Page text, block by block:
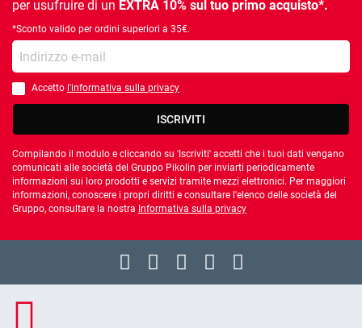
per usufruire di un EXTRA 10% sul tuo primo acquisto*.
*Sconto valido per ordini superiori a 35€.
la tua e-mail
È necessario accettare l'informativa sulla privacy
Accetto l'informativa sulla privacy
ISCRIVITI
Compilando il modulo e cliccando su 'Iscriviti' accetti che i tuoi dati vengano
comunicati alle società del Gruppo Pikolin per inviarti periodicamente
informazioni sui loro prodotti e servizi tramite mezzi elettronici. Per maggiori
informazioni, conoscere i propri diritti e consultare l'elenco delle società del
Gruppo, consultare la nostra Informativa sulla privacy